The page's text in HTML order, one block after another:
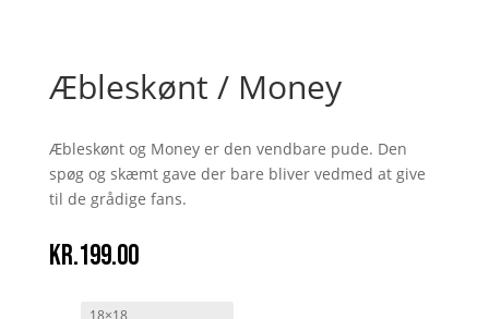
Æbleskønt / Money
Æbleskønt og Money er den vendbare pude. Den
spøg og skæmt gave der bare bliver vedmed at give
til de grådige fans.
kr.199.00